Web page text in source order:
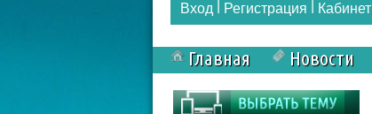
Вход Регистрация Кабинет
Главная Новости
Форма поиска